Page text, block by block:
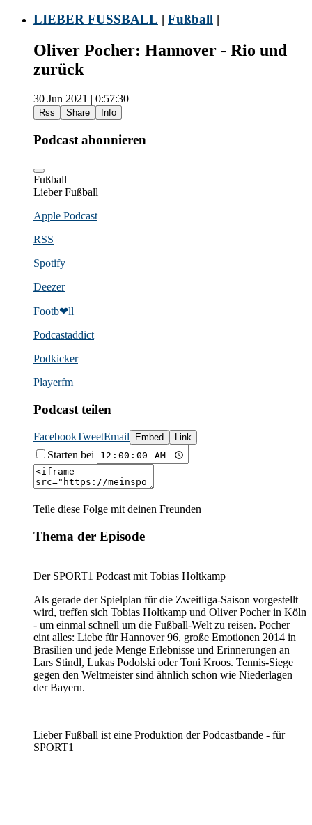
LIEBER FUSSBALL | Fußball |
Oliver Pocher: Hannover - Rio und
zurück
30 Jun 2021 | 0:57:30
Rss Share Info
Podcast abonnieren
Fußball
Lieber Fußball
Apple Podcast
RSS
Spotify
Deezer
Footb❤ll
Podcast­addict
Podkicker
Playerfm
Podcast teilen
FacebookTweetEmail Embed Link
Starten bei
Teile diese Folge mit deinen Freunden
Thema der Episode
Der SPORT1 Podcast mit Tobias Holtkamp
Als gerade der Spielplan für die Zweitliga-Saison vorgestellt
wird, treffen sich Tobias Holtkamp und Oliver Pocher in Köln
- um einmal schnell um die Fußball-Welt zu reisen. Pocher
eint alles: Liebe für Hannover 96, große Emotionen 2014 in
Brasilien und jede Menge Erlebnisse und Erinnerungen an
Lars Stindl, Lukas Podolski oder Toni Kroos. Tennis-Siege
gegen den Weltmeister sind ähnlich schön wie Niederlagen
der Bayern.
Lieber Fußball ist eine Produktion der Podcastbande - für
SPORT1